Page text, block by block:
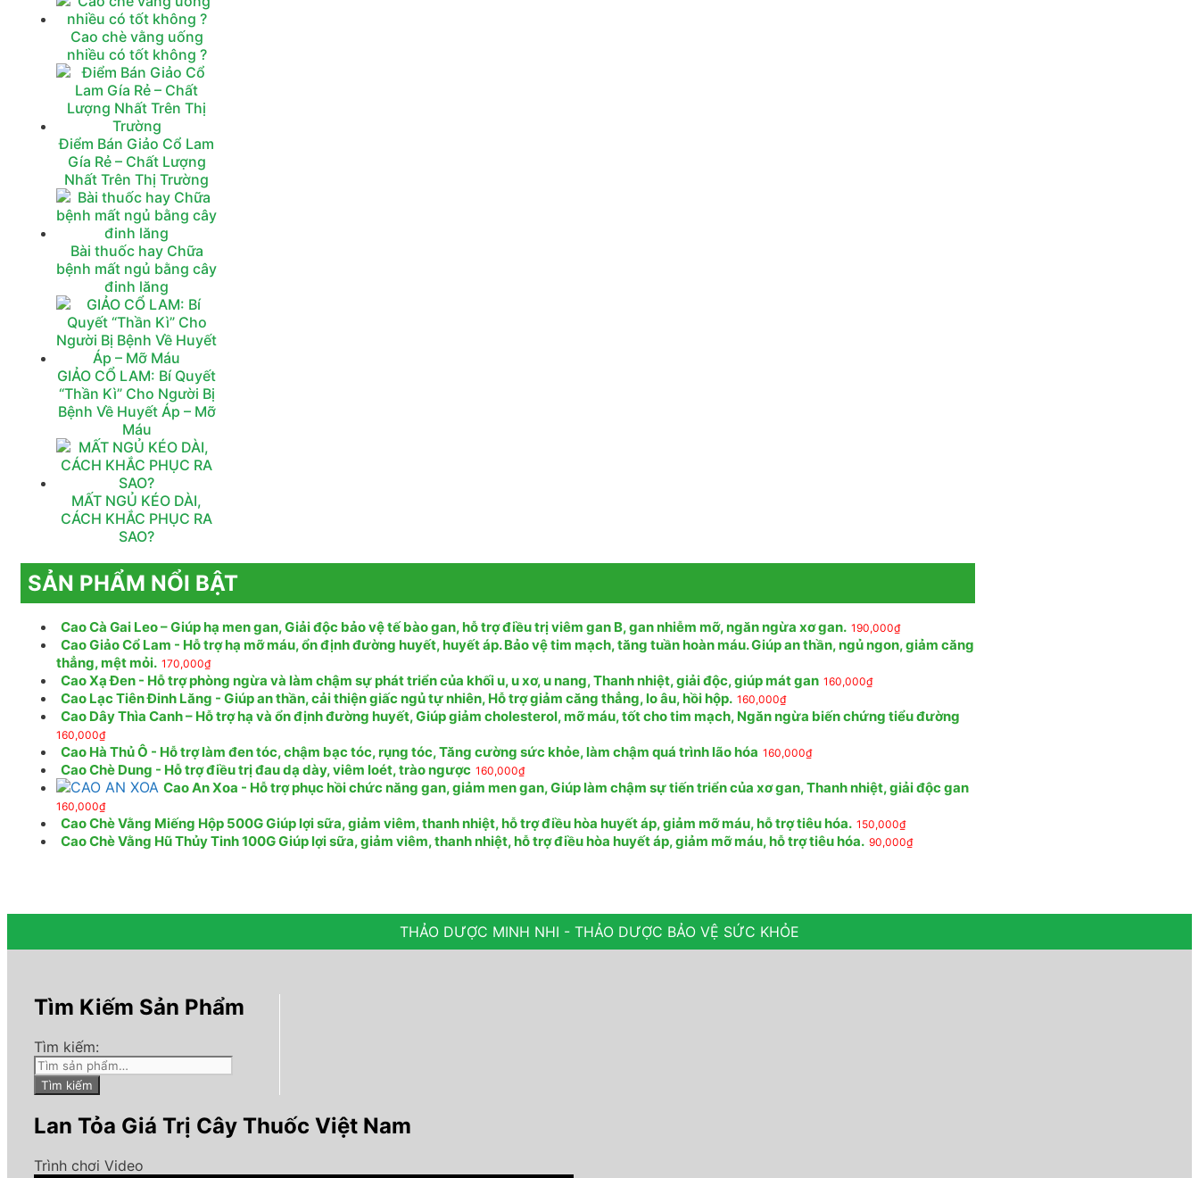
Cao chè vằng uống
nhiều có tốt không ?
Điểm Bán Giảo Cổ Lam
Gía Rẻ – Chất Lượng
Nhất Trên Thị Trường
Bài thuốc hay Chữa
bệnh mất ngủ bằng cây
đinh lăng
GIẢO CỔ LAM: Bí Quyết
“Thần Kì” Cho Người Bị
Bệnh Về Huyết Áp – Mỡ
Máu
MẤT NGỦ KÉO DÀI,
CÁCH KHẮC PHỤC RA
SAO?
SẢN PHẨM NỔI BẬT
Cao Cà Gai Leo – Giúp hạ men gan, Giải độc bảo vệ tế bào gan, hỗ trợ điều trị viêm gan B, gan nhiễm mỡ, ngăn ngừa xơ gan. 190,000₫
Cao Giảo Cổ Lam - Hỗ trợ hạ mỡ máu, ổn định đường huyết, huyết áp. Bảo vệ tim mạch, tăng tuần hoàn máu. Giúp an thần, ngủ ngon, giảm căng
thẳng, mệt mỏi. 170,000₫
Cao Xạ Đen - Hỗ trợ phòng ngừa và làm chậm sự phát triển của khối u, u xơ, u nang, Thanh nhiệt, giải độc, giúp mát gan 160,000₫
Cao Lạc Tiên Đinh Lăng - Giúp an thần, cải thiện giấc ngủ tự nhiên, Hỗ trợ giảm căng thẳng, lo âu, hồi hộp. 160,000₫
Cao Dây Thìa Canh – Hỗ trợ hạ và ổn định đường huyết, Giúp giảm cholesterol, mỡ máu, tốt cho tim mạch, Ngăn ngừa biến chứng tiểu đường
160,000₫
Cao Hà Thủ Ô - Hỗ trợ làm đen tóc, chậm bạc tóc, rụng tóc, Tăng cường sức khỏe, làm chậm quá trình lão hóa 160,000₫
Cao Chè Dung - Hỗ trợ điều trị đau dạ dày, viêm loét, trào ngược 160,000₫
Cao An Xoa - Hỗ trợ phục hồi chức năng gan, giảm men gan, Giúp làm chậm sự tiến triển của xơ gan, Thanh nhiệt, giải độc gan
160,000₫
Cao Chè Vằng Miếng Hộp 500G Giúp lợi sữa, giảm viêm, thanh nhiệt, hỗ trợ điều hòa huyết áp, giảm mỡ máu, hỗ trợ tiêu hóa. 150,000₫
Cao Chè Vằng Hũ Thủy Tinh 100G Giúp lợi sữa, giảm viêm, thanh nhiệt, hỗ trợ điều hòa huyết áp, giảm mỡ máu, hỗ trợ tiêu hóa. 90,000₫
THẢO DƯỢC MINH NHI - THẢO DƯỢC BẢO VỆ SỨC KHỎE
Tìm Kiếm Sản Phẩm
Tìm kiếm:
Tìm kiếm
Lan Tỏa Giá Trị Cây Thuốc Việt Nam
Trình chơi Video